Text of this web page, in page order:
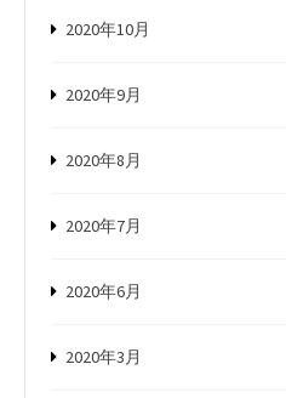
2020年10月
2020年9月
2020年8月
2020年7月
2020年6月
2020年3月